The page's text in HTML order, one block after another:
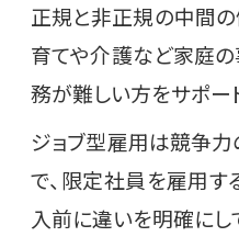
正規と非正規の中間の
育てや介護など家庭の
務が難しい方をサポー
ジョブ型雇用は競争
で、限定社員を雇用す
入前に違いを明確にし